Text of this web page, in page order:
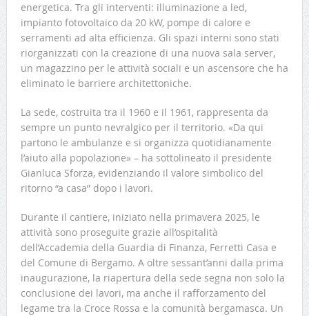
energetica. Tra gli interventi: illuminazione a led,
impianto fotovoltaico da 20 kW, pompe di calore e
serramenti ad alta efficienza. Gli spazi interni sono stati
riorganizzati con la creazione di una nuova sala server,
un magazzino per le attività sociali e un ascensore che ha
eliminato le barriere architettoniche.
La sede, costruita tra il 1960 e il 1961, rappresenta da
sempre un punto nevralgico per il territorio. «Da qui
partono le ambulanze e si organizza quotidianamente
l’aiuto alla popolazione» – ha sottolineato il presidente
Gianluca Sforza, evidenziando il valore simbolico del
ritorno “a casa” dopo i lavori.
Durante il cantiere, iniziato nella primavera 2025, le
attività sono proseguite grazie all’ospitalità
dell’Accademia della Guardia di Finanza, Ferretti Casa e
del Comune di Bergamo. A oltre sessant’anni dalla prima
inaugurazione, la riapertura della sede segna non solo la
conclusione dei lavori, ma anche il rafforzamento del
legame tra la Croce Rossa e la comunità bergamasca. Un